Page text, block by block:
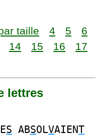
taille 4 5
6
14 15 16
17
lettres
ES ABSOLVAIENT